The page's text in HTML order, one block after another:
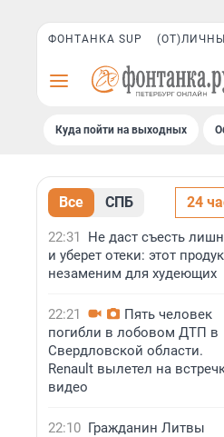
ФОНТАНКА SUP
Куда пойти на выходных
Все СПБ 24
22:31
Не даст съесть
и уберет отеки: этот
незаменим для худеющих
22:21
Пять человек
погибли в лобовом ДТП в
Свердловской области.
Renault вылетел на
видео
22:10 Гражданин Литвы